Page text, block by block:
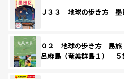
Ｊ３３ 地球の歩き方 墨
０２ 地球の歩き方 島
呂麻島（奄美群島１） ５